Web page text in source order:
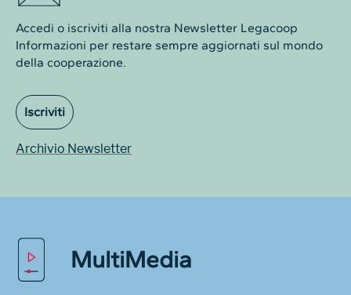
Accedi o iscriviti alla nostra Newsletter Legacoop
Informazioni per restare sempre aggiornati sul mondo
della cooperazione.
Iscriviti
Archivio Newsletter
MultiMedia